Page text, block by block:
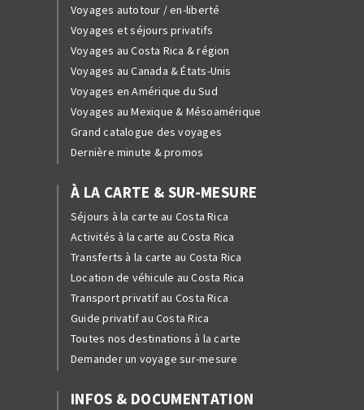
Voyages autotour / en-liberté
Voyages et séjours privatifs
Voyages au Costa Rica & région
Voyages au Canada & États-Unis
Voyages en Amérique du Sud
Voyages au Mexique & Mésoamérique
Grand catalogue des voyages
Dernière minute & promos
À LA CARTE & SUR-MESURE
Séjours à la carte au Costa Rica
Activités à la carte au Costa Rica
Transferts à la carte au Costa Rica
Location de véhicule au Costa Rica
Transport privatif au Costa Rica
Guide privatif au Costa Rica
Toutes nos destinations à la carte
Demander un voyage sur-mesure
INFOS & DOCUMENTATION